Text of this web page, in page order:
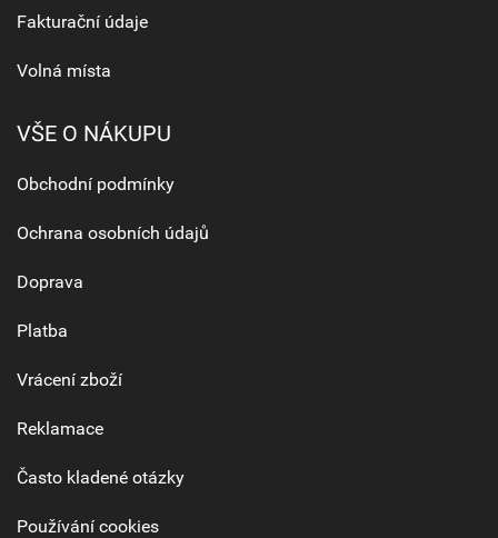
Fakturační údaje
Volná místa
VŠE O NÁKUPU
Obchodní podmínky
Ochrana osobních údajů
Doprava
Platba
Vrácení zboží
Reklamace
Často kladené otázky
Používání cookies